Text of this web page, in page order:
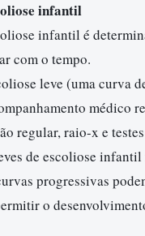
infantil
infantil é
com o tempo.
leve (uma curva
médico
regular, raio-x e
de escoliose
progressivas
o